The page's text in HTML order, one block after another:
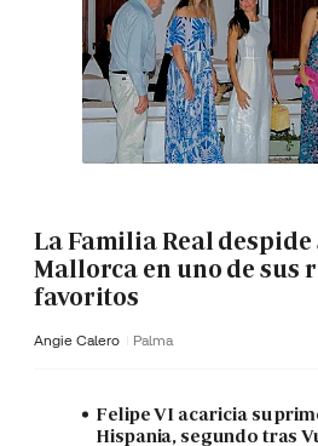
La Familia Real despide
Mallorca en uno de sus
favoritos
Angie Calero Palma
Felipe VI acaricia su
Hispania, segundo tras